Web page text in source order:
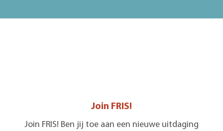
Join FRIS!
Join FRIS! Ben jij toe aan een nieuwe uitdaging